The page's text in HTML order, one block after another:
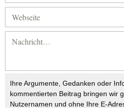
Ihre Argumente, Gedanken oder
kommentierten Beitrag bringen wir
Nutzernamen und ohne Ihre E-